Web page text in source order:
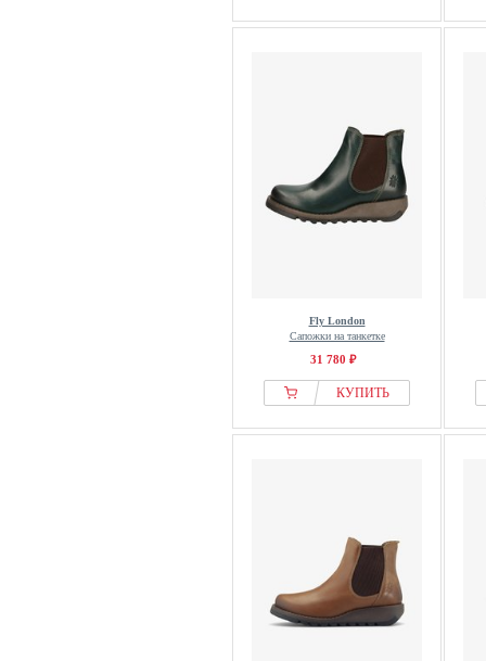
Fly London
Сапожки на танкетке
31 780 ₽
КУПИТЬ